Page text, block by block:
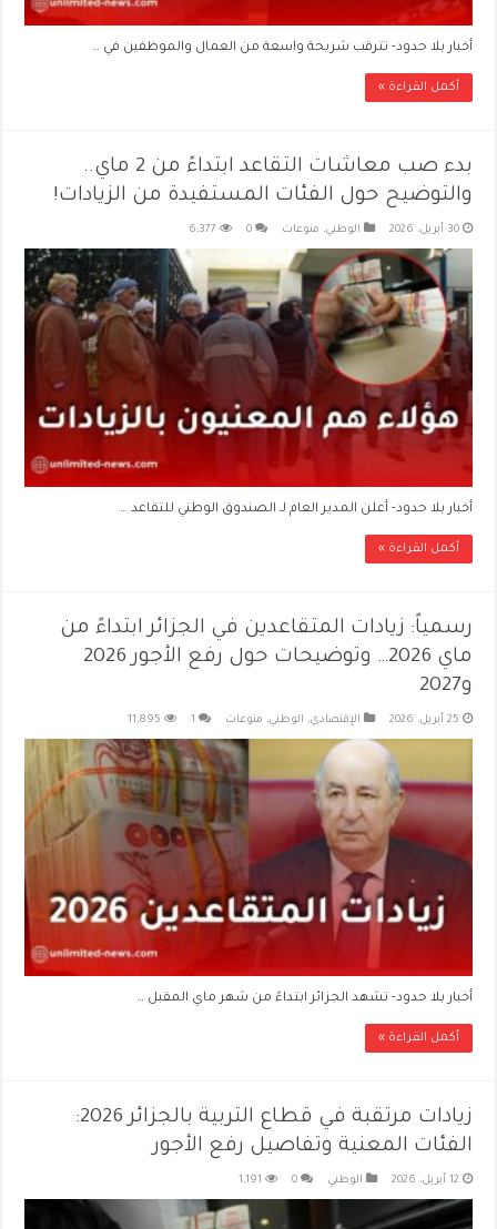
أخبار بلا حدود- تترقب شريحة واسعة من العمال والموظفين في …
أكمل القراءة »
بدء صب معاشات التقاعد ابتداءً من 2 ماي..
والتوضيح حول الفئات المستفيدة من الزيادات!
30 أبريل، 2026 الوطني, منوعات 0
6,377
أخبار بلا حدود- أعلن المدير العام لـ الصندوق الوطني للتقاعد …
أكمل القراءة »
رسمياً: زيادات المتقاعدين في الجزائر ابتداءً من
ماي 2026… وتوضيحات حول رفع الأجور 2026
و2027
25 أبريل، 2026 الإقتصادي, الوطني, منوعات 1
11,895
أخبار بلا حدود- تشهد الجزائر ابتداءً من شهر ماي المقبل …
أكمل القراءة »
زيادات مرتقبة في قطاع التربية بالجزائر 2026:
الفئات المعنية وتفاصيل رفع الأجور
12 أبريل، 2026 الوطني 0
1,191